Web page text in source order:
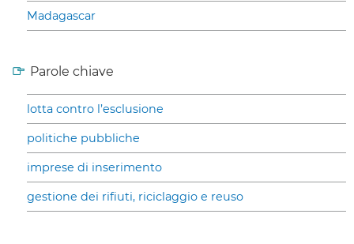
Madagascar
Parole chiave
lotta contro l’esclusione
politiche pubbliche
imprese di inserimento
gestione dei rifiuti, riciclaggio e reuso